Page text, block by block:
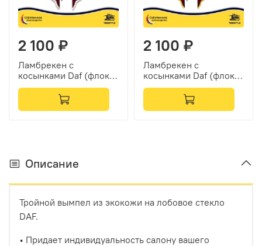
2 100 ₽
Ламбрекен с
косынками Daf (флок,
бордовый, белые
2 100 ₽
Ламбрекен с
косынками Daf (флок,
бордовый, желтые
Описание
Тройной вымпел из экокожи на лобовое стекло
DAF.
• Придает индивидуальность салону вашего